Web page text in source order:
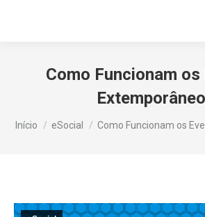
Como Funcionam
Você está aqui:
Início eSocial Como Funcionam os